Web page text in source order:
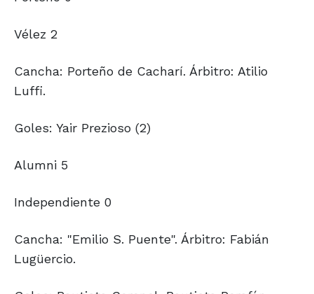
Vélez 2
Cancha: Porteño de Cacharí. Árbitro: Atilio
Luffi.
Goles: Yair Prezioso (2)
Alumni 5
Independiente 0
Cancha: "Emilio S. Puente". Árbitro: Fabián
Lugüercio.